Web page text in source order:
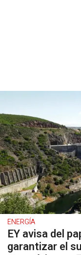
ENERGÍA
EY avisa del
garantizar el